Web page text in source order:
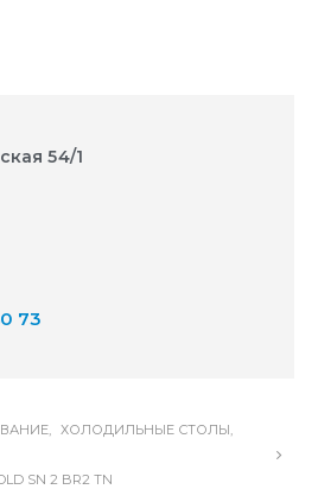
54/1
73
, ХОЛОДИЛЬНЫЕ СТОЛЫ,
SN 2 BR2 TN